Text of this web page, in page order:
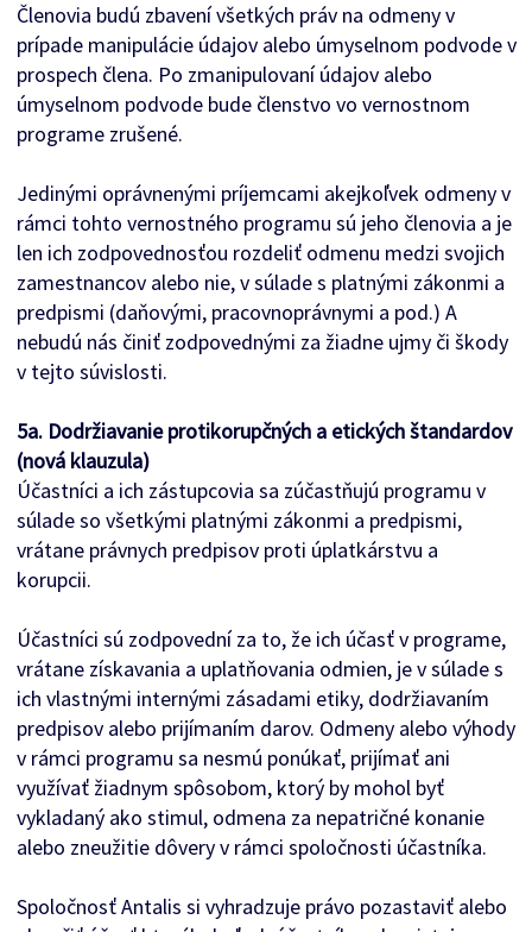
Členovia budú zbavení všetkých práv na odmeny v
prípade manipulácie údajov alebo úmyselnom podvode v
prospech člena. Po zmanipulovaní údajov alebo
úmyselnom podvode bude členstvo vo vernostnom
programe zrušené.
Jedinými oprávnenými príjemcami akejkoľvek odmeny v
rámci tohto vernostného programu sú jeho členovia a je
len ich zodpovednosťou rozdeliť odmenu medzi svojich
zamestnancov alebo nie, v súlade s platnými zákonmi a
predpismi (daňovými, pracovnoprávnymi a pod.) A
nebudú nás činiť zodpovednými za žiadne ujmy či škody
v tejto súvislosti.
5a. Dodržiavanie protikorupčných a etických štandardov
(nová klauzula)
Účastníci a ich zástupcovia sa zúčastňujú programu v
súlade so všetkými platnými zákonmi a predpismi,
vrátane právnych predpisov proti úplatkárstvu a
korupcii.
Účastníci sú zodpovední za to, že ich účasť v programe,
vrátane získavania a uplatňovania odmien, je v súlade s
ich vlastnými internými zásadami etiky, dodržiavaním
predpisov alebo prijímaním darov. Odmeny alebo výhody
v rámci programu sa nesmú ponúkať, prijímať ani
využívať žiadnym spôsobom, ktorý by mohol byť
vykladaný ako stimul, odmena za nepatričné ​​konanie
alebo zneužitie dôvery v rámci spoločnosti účastníka.
Spoločnosť Antalis si vyhradzuje právo pozastaviť alebo